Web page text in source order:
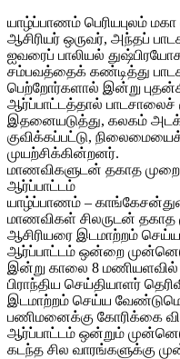
யாழ்ப்பாணம் பெரியபுலம்
ஆசிரியர் ஒருவர், அந்தப்
ஐவரைப் பாலியல்
சம்பவத்தைக் கண்டித்து
பெற்றோர்களால் இன்று
ஆர்ப்பாட்டத்தால் பாடசாலைச்
இதனையடுத்து, கலகம்
குவிக்கப்பட்டு,
முயற்சிக்கின்றனர்.
மாணவிகளுடன் தகாத
ஆர்ப்பாட்டம்
யாழ்ப்பாணம் –
மாணவிகள் சிலருடன்
ஆசிரியரை இடமாற்றம்
ஆர்ப்பாட்டம் ஒன்றை
இன்று காலை 8 மணியளவில்
பிராந்திய செய்தியாளர்
இடமாற்றம் செய்ய
பணிமனைக்கு கோரிக்கை
ஆர்ப்பாட்டம் ஒன்றும்
கடந்த சில வாரங்களுக்கு